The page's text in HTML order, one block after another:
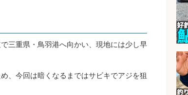
三重県・鳥羽港へ向かい、現地には少し早
、今回は暗くなるまではサビキでアジを狙